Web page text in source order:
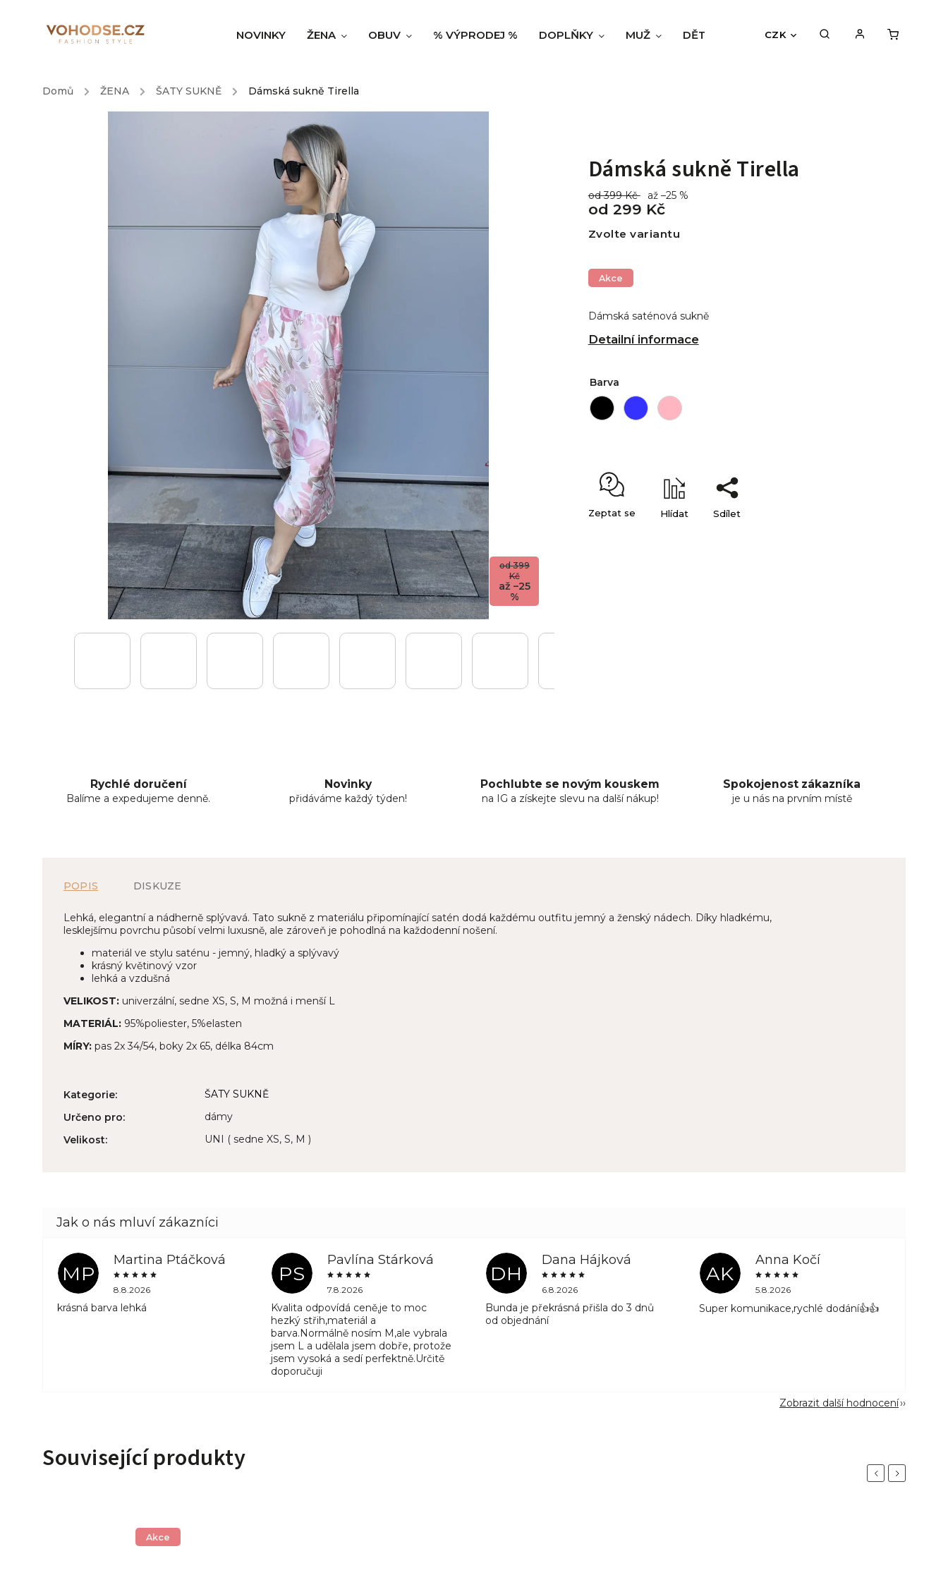
CZK
NOVINKY ŽENA OBUV % VÝPRODEJ % DOPLŇKY MUŽ DĚTI BLOG HODNOCENÍ OBCHODU
Domů / ŽENA / ŠATY SUKNĚ / Dámská sukně Tirella
od 399
Kč
až –25
%
Dámská sukně Tirella
od 399 Kč až –25 %
od 299 Kč
Zvolte variantu
Dámská saténová sukně
Detailní informace
Akce
Barva
Zeptat se Hlídat Sdílet
Rychlé doručení
Balíme a expedujeme denně.
Novinky
přidáváme každý týden!
Pochlubte se novým kouskem
na IG a získejte slevu na další nákup!
Spokojenost zákazníka
je u nás na prvním místě
POPIS DISKUZE
Lehká, elegantní a nádherně splývavá. Tato sukně z materiálu připomínající satén dodá každému outfitu jemný a ženský nádech. Díky hladkému,
lesklejšímu povrchu působí velmi luxusně, ale zároveň je pohodlná na každodenní nošení.
materiál ve stylu saténu - jemný, hladký a splývavý
krásný květinový vzor
lehká a vzdušná
VELIKOST: univerzální, sedne XS, S, M možná i menší L
MATERIÁL: 95%poliester, 5%elasten
MÍRY: pas 2x 34/54, boky 2x 65, délka 84cm
Kategorie:
ŠATY SUKNĚ
Určeno pro:
dámy
Velikost: UNI ( sedne XS, S, M )
MP
Martina Ptáčková
8.8.2026
krásná barva lehká
PS
Pavlína Stárková
7.8.2026
Kvalita odpovídá ceně,je to moc
hezký střih,materiál a
barva.Normálně nosím M,ale vybrala
jsem L a udělala jsem dobře, protože
jsem vysoká a sedí perfektně.Určitě
doporučuji
DH
Dana Hájková
6.8.2026
Bunda je překrásná přišla do 3 dnů
od objednání
AK
Anna Kočí
5.8.2026
Super komunikace,rychlé dodání👍👍
Zobrazit další hodnocení
Související produkty Previous
Akce
Next